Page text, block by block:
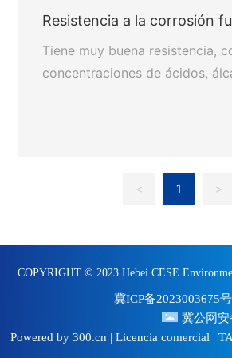
Resistencia a la corrosión
Tiene muy buena resistencia,
concentraciones de ácidos,
diversos aceites y solventes.
en todos los aspectos de la
< 1 >
COPYRIGHT © 2023 Hebei CESE
冀ICP备2023003675
冀公网安
Powered by 300.cn |Licencia comercial |